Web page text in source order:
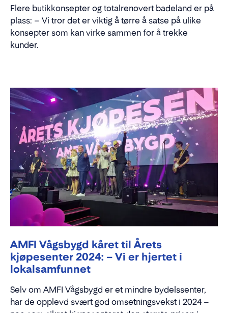
Flere butikkonsepter og totalrenovert badeland er på
plass: – Vi tror det er viktig å tørre å satse på ulike
konsepter som kan virke sammen for å trekke
kunder.
AMFI Vågsbygd kåret til Årets
kjøpesenter 2024: – Vi er hjertet i
lokalsamfunnet
Selv om AMFI Vågsbygd er et mindre bydelssenter,
har de opplevd svært god omsetningsvekst i 2024 –